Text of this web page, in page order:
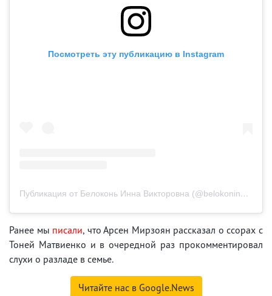
Посмотреть эту публикацию в Instagram
Публикация от Белоконь Инна Викторовна (@belokoninnaviktorovna)
Ранее мы писали, что Арсен Мирзоян рассказал о ссорах с
Тоней Матвиенко и в очередной раз прокомментировал
слухи о разладе в семье.
Читайте нас в Google.News